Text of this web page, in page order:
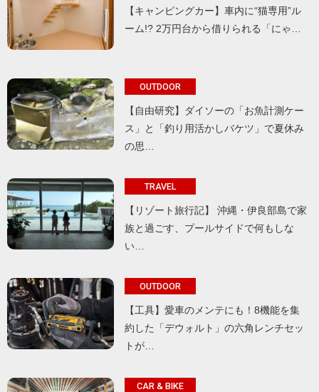
【キャンピングカー】車内に“猫専用”ル
ーム!? 2万円台から借りられる「にゃ…
OUTDOOR
【自由研究】ダイソーの「お魚計測ケー
ス」と「釣り用活かしバケツ」で夏休み
の思…
TRAVEL
【リゾート旅行記】 沖縄・伊良部島で家
族と過ごす、プールサイドで何もしな
い…
OUTDOOR
【工具】愛車のメンテにも！8機能を集
約した「デウォルト」の六角レンチセッ
トが…
CAR & BIKE